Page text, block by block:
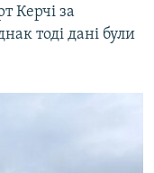
Керчі за
тоді дані були